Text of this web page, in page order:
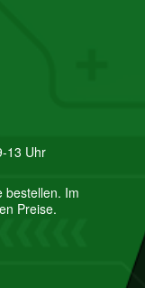
13 Uhr
bestellen. Im
Preise.